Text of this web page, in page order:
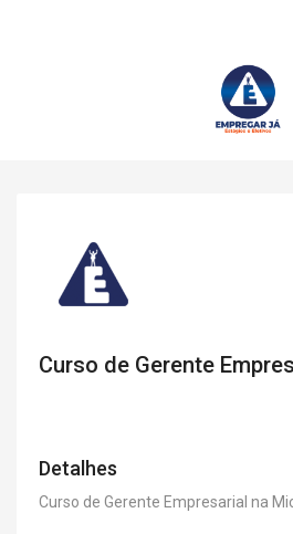
Curso de Gerente
Detalhes
Curso de Gerente Empresarial na